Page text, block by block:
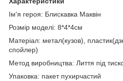
Ім'я героя: Блискавка Маквін
Розмір моделі: 8*4*4см
Матеріал: метал(кузов),
спойлер)
Метод виробництва: Лиття під
Упаковка: пакет пухирчастий